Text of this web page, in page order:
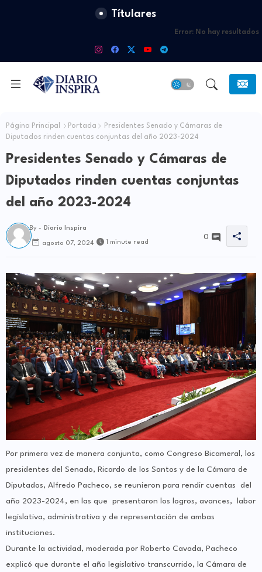
Títulares
Error: No hay resultados
Página Principal Portada
Presidentes Senado y Cámaras de
Diputados rinden cuentas conjuntas del año 2023-2024
Presidentes Senado y Cámaras de
Diputados rinden cuentas conjuntas
del año 2023-2024
By - Diario Inspira
agosto 07, 2024 1 minute read
0
Por primera vez de manera conjunta, como Congreso Bicameral, los
presidentes del Senado, Ricardo de los Santos y de la Cámara de
Diputados, Alfredo Pacheco, se reunieron para rendir cuentas del
año 2023-2024, en las que presentaron los logros, avances, labor
legislativa, administrativa y de representación de ambas
instituciones.
Durante la actividad, moderada por Roberto Cavada, Pacheco
explicó que durante el año legislativo transcurrido, la Cámara de